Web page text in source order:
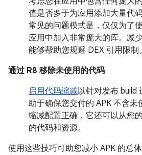
值是否多于为应用添加大量代
常见的问题模式是，仅仅为了
应用中加入非常庞大的库。减
能够帮助您规避 DEX 引用限制。
通过 R8 移除未使用的代码
启用代码缩减以针对发布 build
助于确保您交付的 APK 不含
缩减配置正确，它还可以从您
的代码和资源。
使用这些技巧可助您减小 APK 的总